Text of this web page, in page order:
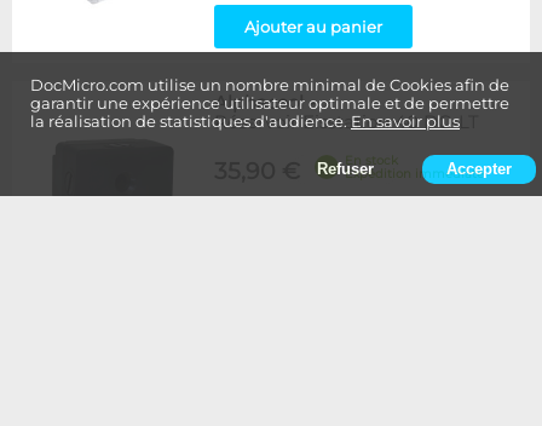
DocMicro.com utilise un nombre minimal de Cookies afin de
garantir une expérience utilisateur optimale et de permettre
la réalisation de statistiques d'audience. En savoir plus
Refuser Accepter
Ajouter au panier
Alphacool-
Réservoir Eisstation 40 DC-LT
En stock
Expédition immédiate